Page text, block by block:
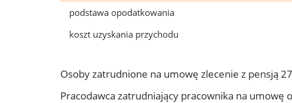
podstawa opodatkowania
koszt uzyskania przychodu
Osoby zatrudnione na umowę zlecenie z pensją
Pracodawca zatrudniający pracownika na umowę